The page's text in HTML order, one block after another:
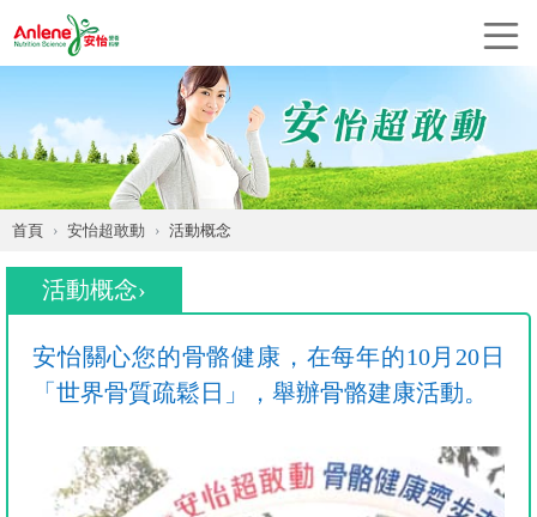
首頁 安怡超敢動 活動概念
活動概念›
安怡關心您的骨骼健康，在每年的10月20日
「世界骨質疏鬆日」，舉辦骨骼建康活動。